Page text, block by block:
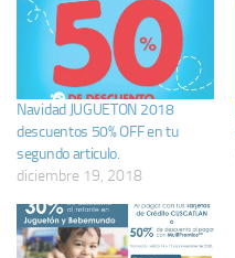
Navidad JUGUETON 2018
descuentos 50% OFF en tu
segundo articulo.
diciembre 19, 2018